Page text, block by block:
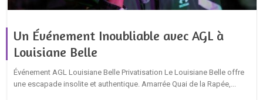
Un Événement Inoubliable avec AGL à
Louisiane Belle
Événement AGL Louisiane Belle Privatisation Le Louisiane Belle offre
une escapade insolite et authentique. Amarrée Quai de la Rapée,...